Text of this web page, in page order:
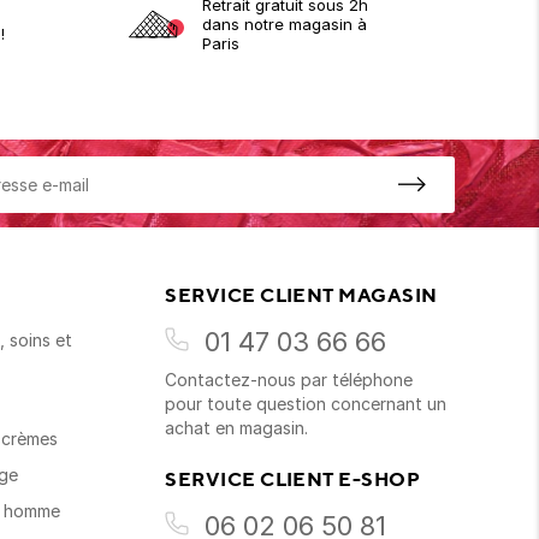
Retrait gratuit sous 2h
dans notre magasin à
Paris
soins et
SERVICE CLIENT MAGASIN
01 47 03 66 66
Contactez-nous par téléphone
pour toute question concernant un
achat en magasin.
SERVICE CLIENT E-SHOP
06 02 06 50 81